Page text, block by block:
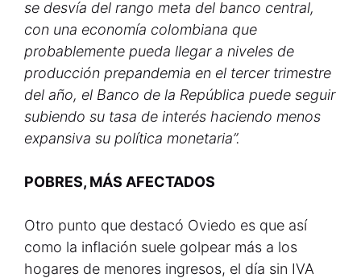
se desvía del rango meta del banco central,
con una economía colombiana que
probablemente pueda llegar a niveles de
producción prepandemia en el tercer trimestre
del año, el Banco de la República puede seguir
subiendo su tasa de interés haciendo menos
expansiva su política monetaria”.
POBRES, MÁS AFECTADOS
Otro punto que destacó Oviedo es que así
como la inflación suele golpear más a los
hogares de menores ingresos, el día sin IVA